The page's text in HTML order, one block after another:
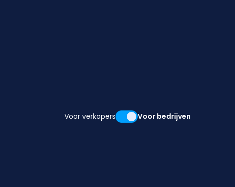
Voor verkopers Voor bedrijven